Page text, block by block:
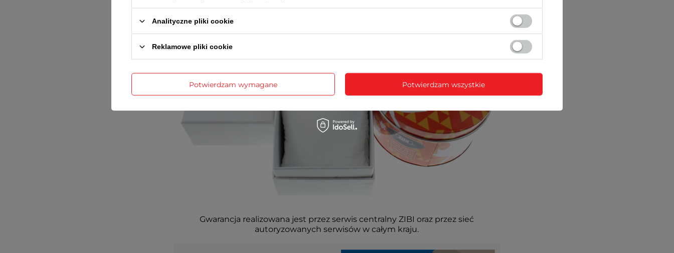
Gwarancja realizowana jest przez serwis centralny ZIBI oraz przez sieć
autoryzowanych serwisów w całym kraju.
Analityczne pliki cookie
Reklamowe pliki cookie
Potwierdzam wymagane Potwierdzam wszystkie